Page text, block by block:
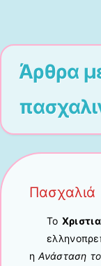
Άρθρα
Πασχαλιά
Το
ηΑνάσταση